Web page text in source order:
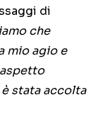
di
che
mio agio e
stata accolta